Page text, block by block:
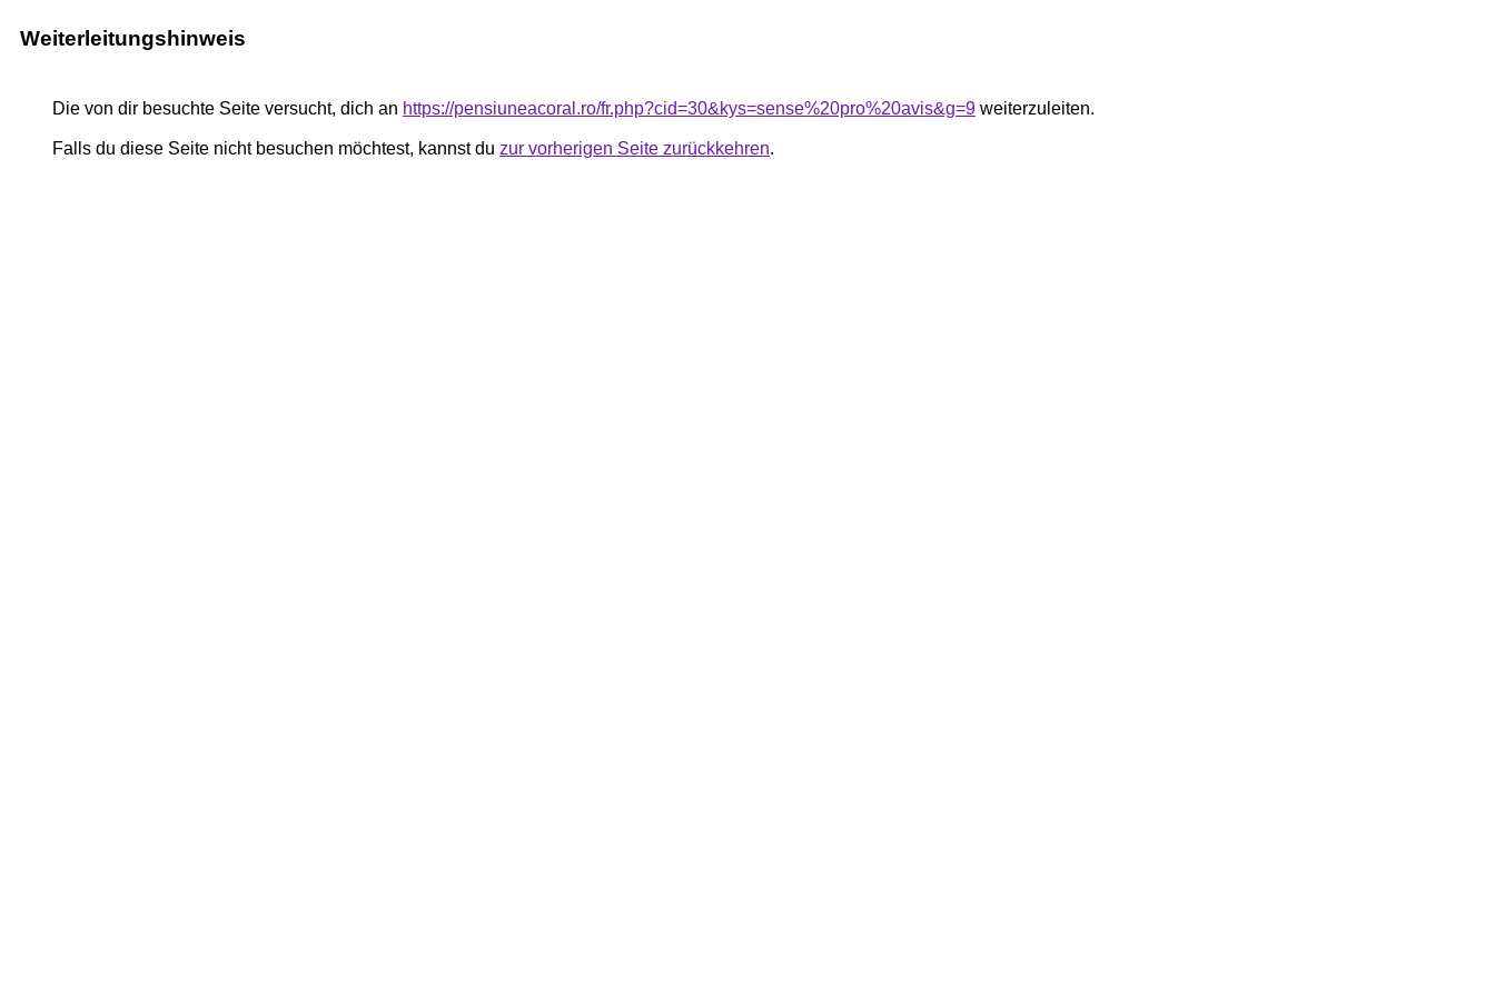
Weiterleitungshinweis
Die von dir besuchte Seite versucht, dich an https://pensiuneacoral.ro/fr.php?cid=30&kys=sense%20pro%20avis&g=9 weiterzuleiten.
Falls du diese Seite nicht besuchen möchtest, kannst du zur vorherigen Seite zurückkehren.